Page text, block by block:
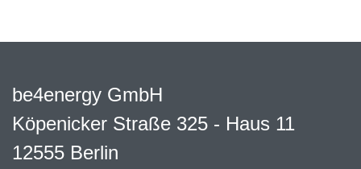
be4energy GmbH
Köpenicker Straße 325 - Haus 11
12555 Berlin